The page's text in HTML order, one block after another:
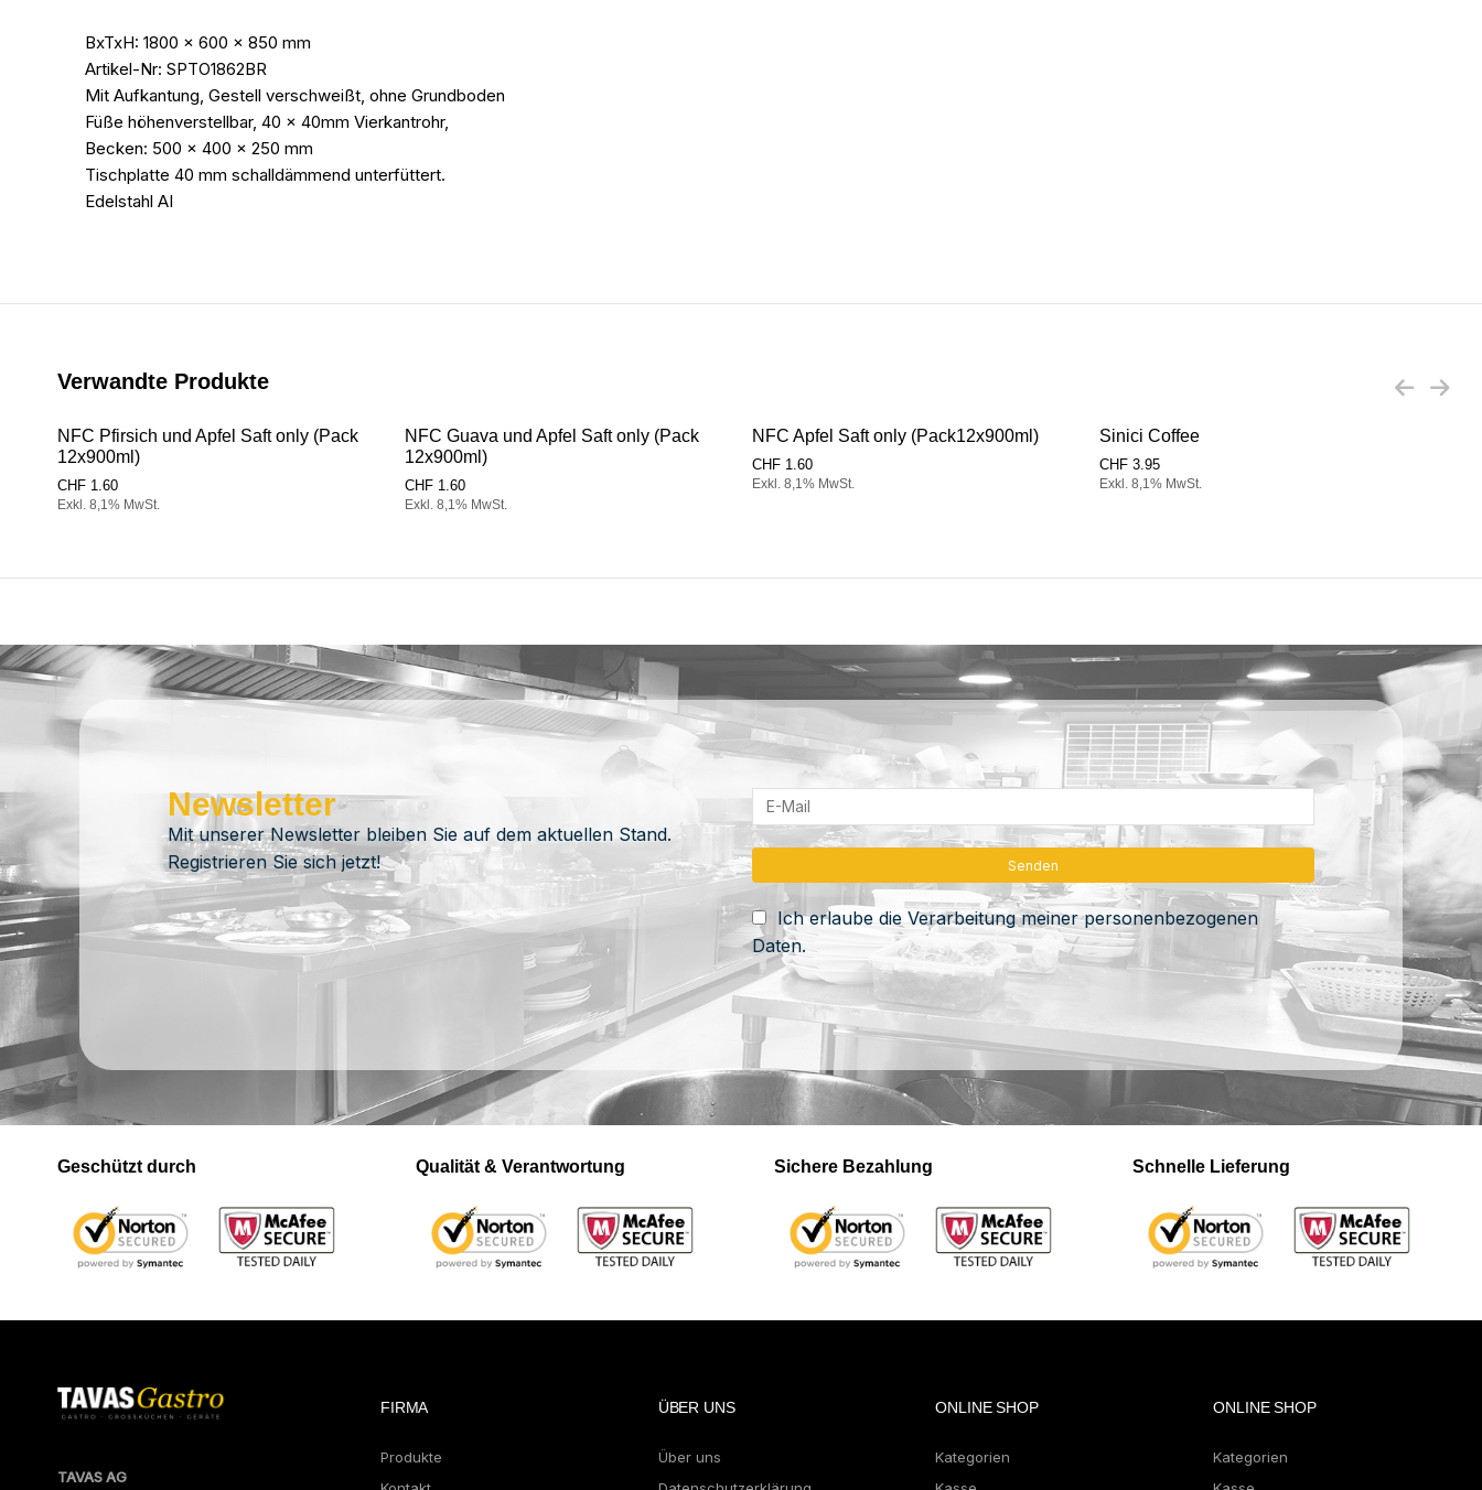
BxTxH: 1800 x 600 x 850 mm
Artikel-Nr: SPTO1862BR
Mit Aufkantung, Gestell verschweißt, ohne Grundboden
Füße höhenverstellbar, 40 x 40mm Vierkantrohr,
Becken: 500 x 400 x 250 mm
Tischplatte 40 mm schalldämmend unterfüttert.
Edelstahl AI
Verwandte Produkte
NFC Pfirsich und Apfel Saft only (Pack
12x900ml)
CHF 1.60
Exkl. 8,1% MwSt.
NFC Guava und Apfel Saft only (Pack
12x900ml)
CHF 1.60
Exkl. 8,1% MwSt.
NFC Apfel Saft only (Pack12x900ml)
CHF 1.60
Exkl. 8,1% MwSt.
Sinici Coffee
CHF 3.95
Exkl. 8,1% MwSt.
Newsletter
Mit unserer Newsletter bleiben Sie auf dem aktuellen Stand.
Registrieren Sie sich jetzt!
Ich erlaube die Verarbeitung meiner personenbezogenen
Daten.
Geschützt durch Qualität & Verantwortung Sichere Bezahlung Schnelle Lieferung
TAVAS AG
FIRMA
Produkte
ÜBER UNS
Über uns
ONLINE SHOP
Kategorien
ONLINE SHOP
Kategorien